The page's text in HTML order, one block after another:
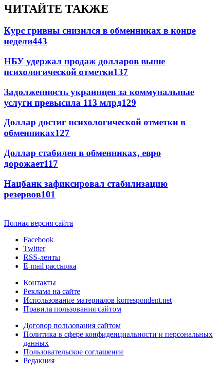
ЧИТАЙТЕ ТАКЖЕ
Курс гривны снизился в обменниках в конце
недели443
НБУ удержал продаж долларов выше
психологической отметки137
Задолженность украинцев за коммунальные
услуги превысила 113 млрд129
Доллар достиг психологической отметки в
обменниках127
Доллар стабилен в обменниках, евро
дорожает117
Нацбанк зафиксировал стабилизацию
резервов101
Полная версия сайта
Facebook
Twitter
RSS-ленты
E-mail рассылка
Контакты
Реклама на сайте
Использование материалов korrespondent.net
Правила пользования сайтом
Договор пользования сайтом
Политика в сфере конфиденциальности и персональных
данных
Пользовательское соглашение
Редакция